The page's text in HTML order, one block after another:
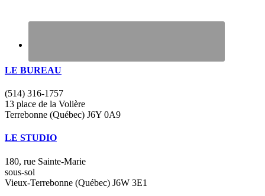
LE BUREAU
(514) 316-1757
13 place de la Volière
Terrebonne (Québec) J6Y 0A9
LE STUDIO
180, rue Sainte-Marie
sous-sol
Vieux-Terrebonne (Québec) J6W 3E1